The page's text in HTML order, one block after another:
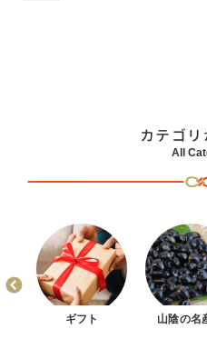
カテゴ
All
ギフト 山陰の名